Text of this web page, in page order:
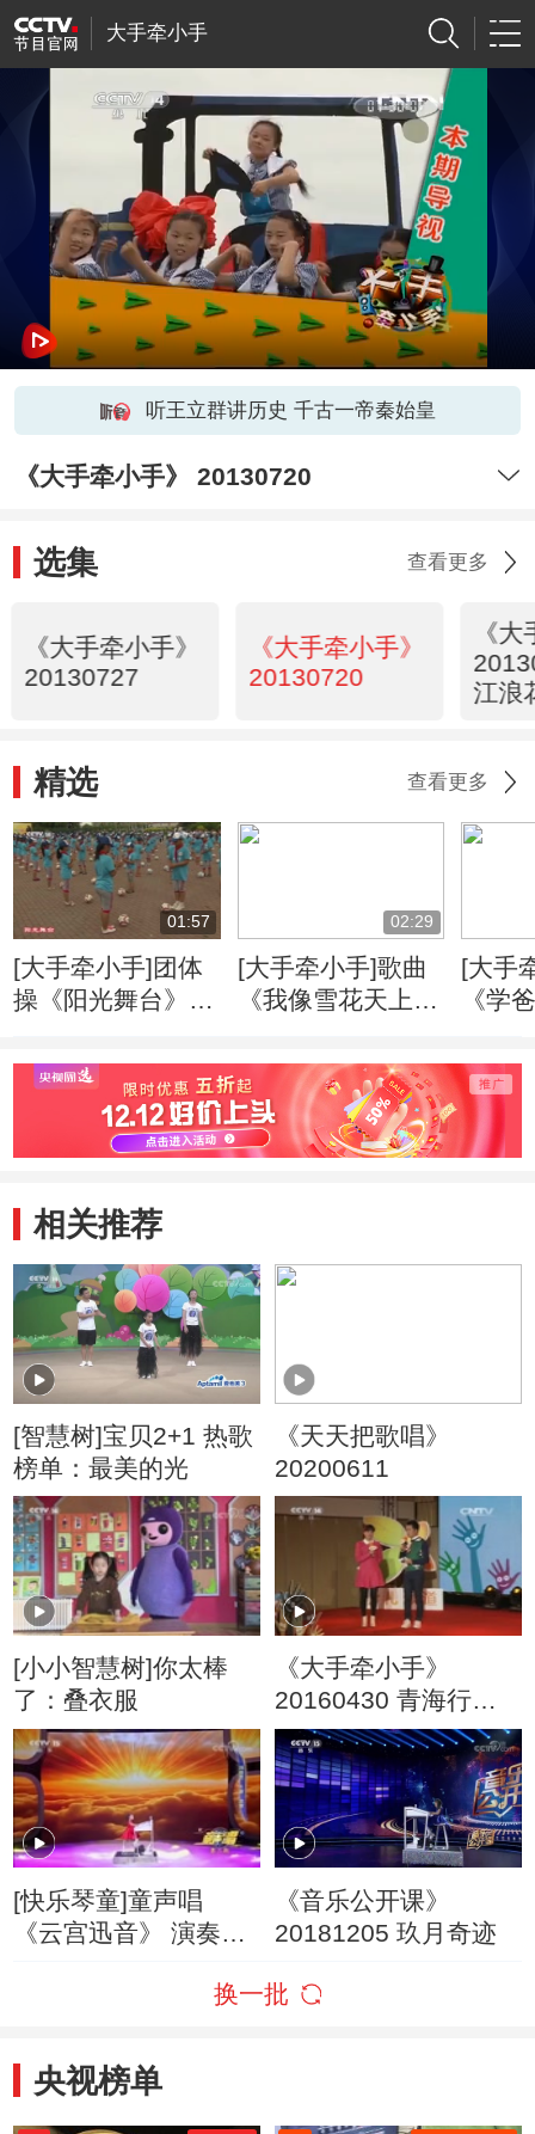
大手牵小手
听王立群讲历史 千古一帝秦始皇
《大手牵小手》 20130720
选集 查看更多
《大手牵小手》
20130727
《大手牵小手》
20130720
《
江浪
精选 查看更多
01:57
[大手牵小手]团体
操《阳光舞台》
尔滨市香河小学
02:29
[大手牵小手]歌曲
《我像雪花天上
[大手
《学
相关推荐
[智慧树]宝贝2+1 热歌
榜单：最美的光
《天天把歌唱》
20200611
[小小智慧树]你太棒
了：叠衣服
《大手牵小手》
20160430 青海行
（三）
[快乐琴童]童声唱
《云宫迅音》 演奏：
《音乐公开课》
20181205 玖月奇迹
换一批
央视榜单